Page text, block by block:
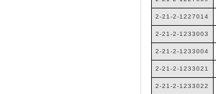
2-21-2-1227014
2-21-2-1233003
2-21-2-1233004
2-21-2-1233021
2-21-2-1233022